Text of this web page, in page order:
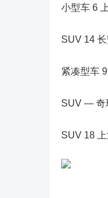
小型车 6
SUV 14
紧凑型车
SUV — 奇
SUV 18